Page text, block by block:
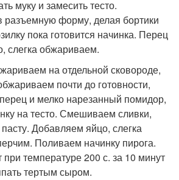
муку и замесить тесто.
форму, делая бортики
пока готовится начинка. Перец
слегка обжариваем.
на отдельной сковороде,
почти до готовности,
и мелко нарезанный помидор,
на тесто. Смешиваем сливки,
Добавляем яйцо, слегка
Поливаем начинку пирога.
температуре 200 с. за 10 минут
тертым сыром.